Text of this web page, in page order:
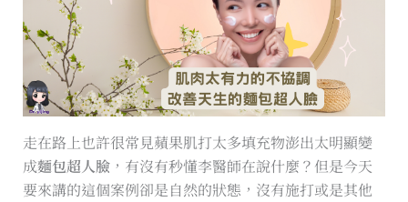
走在路上也許很常見蘋果肌打太多填充物澎出太明顯變
成麵包超人臉，有沒有秒懂李醫師在說什麼？但是今天
要來講的這個案例卻是自然的狀態，沒有施打或是其他